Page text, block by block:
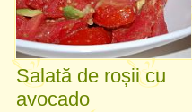
Salată de roșii cu
avocado